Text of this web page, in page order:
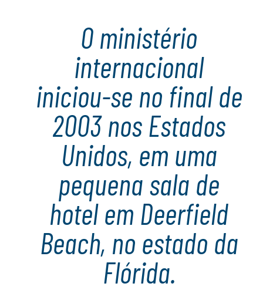
O ministério
internacional
iniciou-se no final de
2003 nos Estados
Unidos, em uma
pequena sala de
hotel em Deerfield
Beach, no estado da
Flórida.